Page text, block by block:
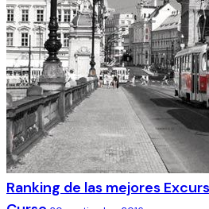
Ranking de las mejores